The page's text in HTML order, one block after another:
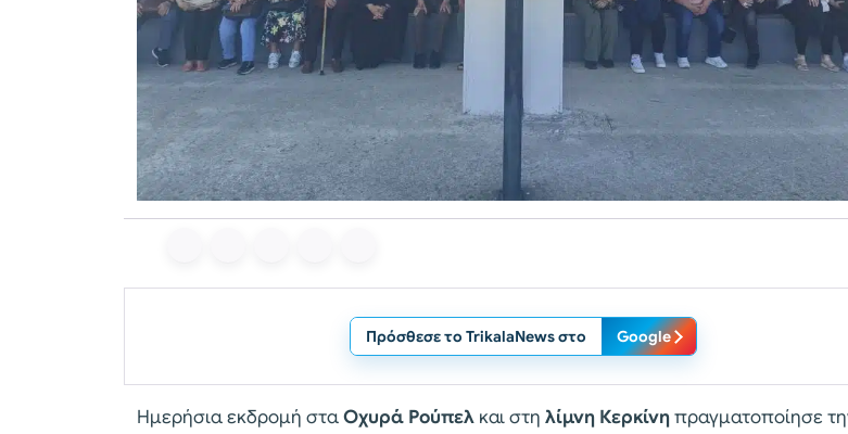
Πρόσθεσε το TrikalaNews στο Google
Ημερήσια εκδρομή σταΟχυρά Ρούπελ και στη λίμνη Κερκίνηπραγματοποίησε